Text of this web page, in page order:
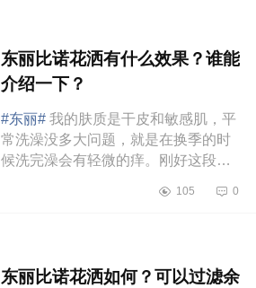
东丽比诺花洒有什么效果？谁能
介绍一下？
#东丽# 我的肤质是干皮和敏感肌，平
常洗澡没多大问题，就是在换季的时
候洗完澡会有轻微的痒。刚好这段时
下东丽比诺这款花洒。使用了一...
105 0
东丽比诺花洒如何？可以过滤余